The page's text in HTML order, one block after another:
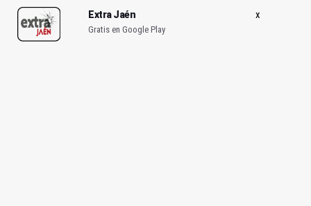
Extra Jaén
Gratis en Google Play